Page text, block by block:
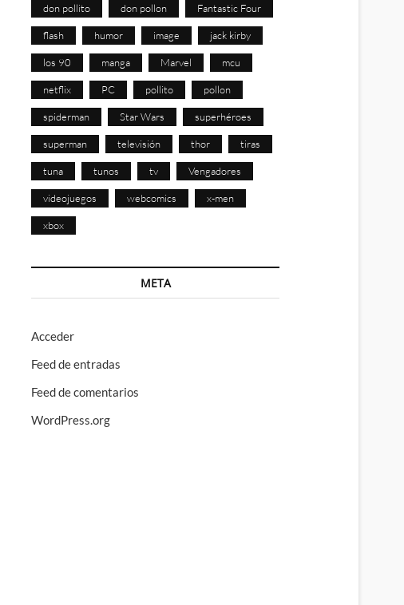
don pollito don pollon Fantastic Four
flash humor image jack kirby
los 90 manga Marvel mcu
netflix PC pollito pollon
spiderman Star Wars superhéroes
superman televisión thor tiras
tuna tunos tv Vengadores
videojuegos webcomics x-men
xbox
META
Acceder
Feed de entradas
Feed de comentarios
WordPress.org